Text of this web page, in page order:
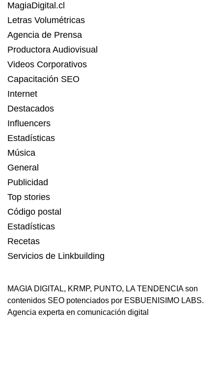
MagiaDigital.cl
Letras Volumétricas
Agencia de Prensa
Productora Audiovisual
Videos Corporativos
Capacitación SEO
Internet
Destacados
Influencers
Estadísticas
Música
General
Publicidad
Top stories
Código postal
Estadísticas
Recetas
Servicios de Linkbuilding
MAGIA DIGITAL, KRMP, PUNTO, LA TENDENCIAson
contenidos SEO potenciados por ESBUENISIMO LABS.
Agencia experta en comunicación digital